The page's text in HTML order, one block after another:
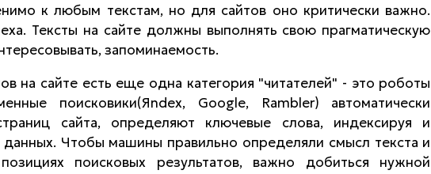
к любым текстам, но для сайтов оно критически важно.
Тексты на сайте должны выполнять свою прагматическую
запоминаемость.
на сайте есть еще одна категория "читателей" - это роботы
поисковики(Яndex, Google, Rambler) автоматически
сайта, определяют ключевые слова, индексируя и
данных. Чтобы машины правильно определяли смысл текста и
поисковых результатов, важно добиться нужной